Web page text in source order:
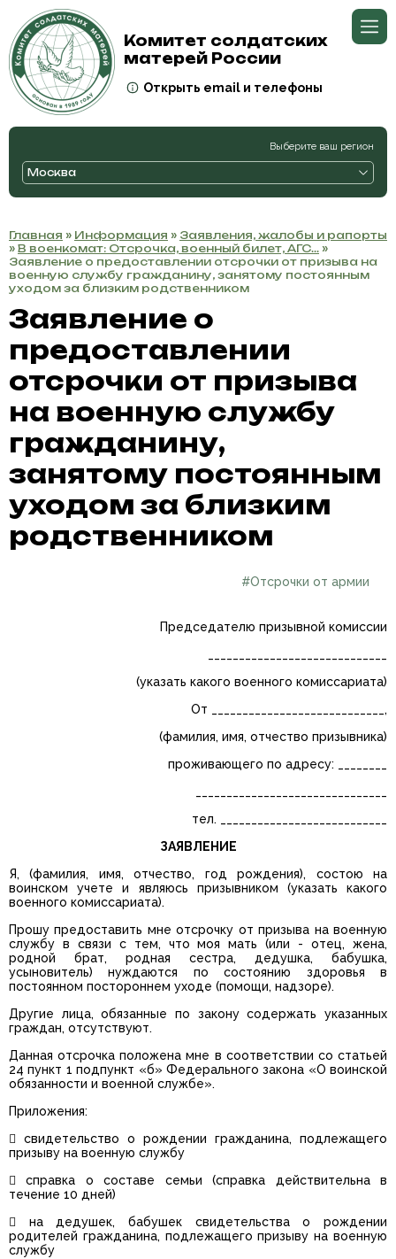
Комитет солдатских
матерей России
Открыть email и телефоны
Выберите ваш регион
Москва
Главная » Информация » Заявления, жалобы и рапорты
» В военкомат: Отсрочка, военный билет, АГС... »
Заявление о предоставлении отсрочки от призыва на
военную службу гражданину, занятому постоянным
уходом за близким родственником
Заявление о
предоставлении
отсрочки от призыва
на военную службу
гражданину,
занятому постоянным
уходом за близким
родственником
#Отсрочки от армии
Председателю призывной комиссии
(указать какого военного комиссариата)
От ____________________________,
(фамилия, имя, отчество призывника)
проживающего по адресу: ________
тел. ___________________________
ЗАЯВЛЕНИЕ
Я, (фамилия, имя, отчество, год рождения), состою на
воинском учете и являюсь призывником (указать какого
военного комиссариата).
Прошу предоставить мне отсрочку от призыва на военную
службу в связи с тем, что моя мать (или - отец, жена,
родной брат, родная сестра, дедушка, бабушка,
усыновитель) нуждаются по состоянию здоровья в
постоянном постороннем уходе (помощи, надзоре).
Другие лица, обязанные по закону содержать указанных
граждан, отсутствуют.
Данная отсрочка положена мне в соответствии со статьей
24 пункт 1 подпункт «б» Федерального закона «О воинской
обязанности и военной службе».
Приложения:
 свидетельство о рождении гражданина, подлежащего
призыву на военную службу
 справка о составе семьи (справка действительна в
течение 10 дней)
 на дедушек, бабушек свидетельства о рождении
родителей гражданина, подлежащего призыву на военную
службу